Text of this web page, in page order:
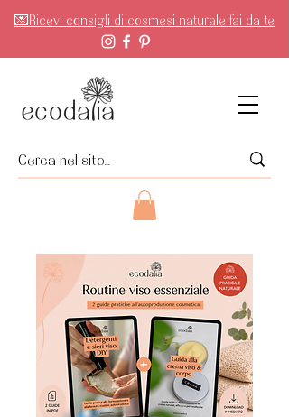
💌Ricevi consigli di cosmesi naturale fai da te